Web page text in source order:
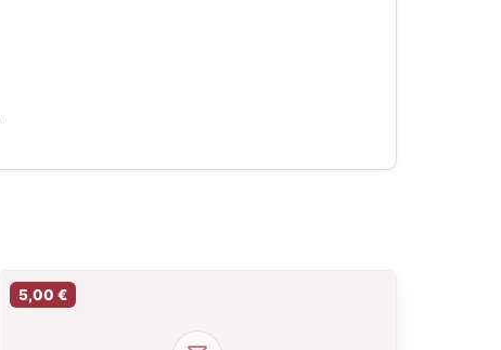
5,00 €